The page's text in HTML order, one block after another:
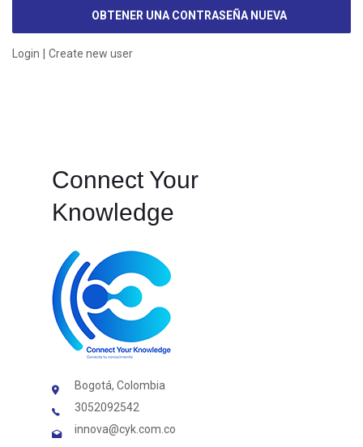
Login | Create new user
Connect Your
Knowledge
Bogotá, Colombia
3052092542
innova@cyk.com.co